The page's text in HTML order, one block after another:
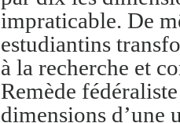
impraticable. De
estudiantins
à la recherche et
Remède
dimensions d’une